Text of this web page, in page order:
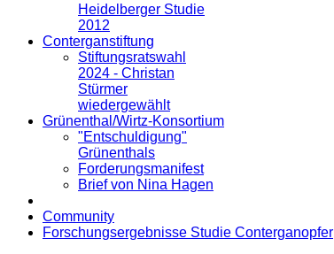
Heidelberger Studie
2012
Conterganstiftung
Stiftungsratswahl
2024 - Christan
Stürmer
wiedergewählt
Grünenthal/Wirtz-Konsortium
"Entschuldigung"
Grünenthals
Forderungsmanifest
Brief von Nina Hagen
Community
Forschungsergebnisse Studie Conterganopfer